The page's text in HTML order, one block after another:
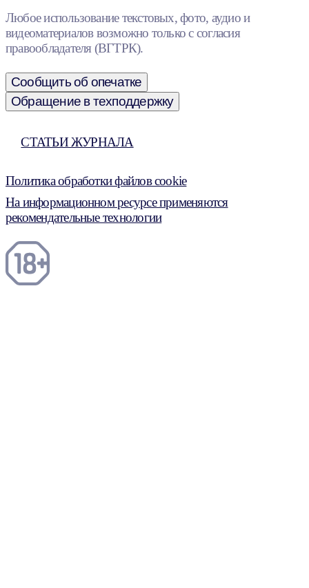
Любое использование текстовых, фото, аудио и
видеоматериалов возможно только с согласия
правообладателя (ВГТРК).
Сообщить об опечатке
Обращение в техподдержку
СТАТЬИ ЖУРНАЛА
Политика обработки файлов cookie
На информационном ресурсе применяются
рекомендательные технологии